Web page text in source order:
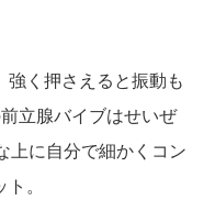
強く押さえると振動も
立腺バイブはせいぜ
上に自分で細かくコン
。